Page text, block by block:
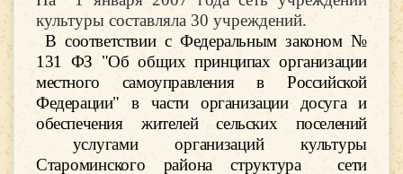
культуры составляла 30 учреждений.
В соответствии с Федеральным законом №
131 ФЗ "Об общих принципах организации
местного самоуправления в Российской
Федерации" в части организации досуга и
обеспечения жителей сельских поселений
услугами организаций культуры
Староминского района структура сети